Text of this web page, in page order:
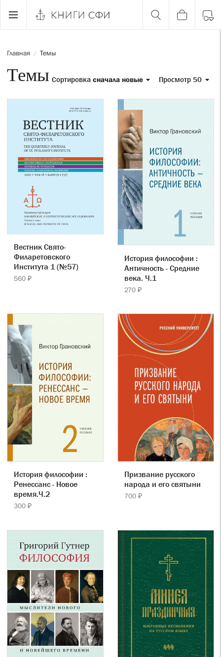
Главная / Темы
Темы Просмотр 50
Сортировка сначала новые
Вестник Свято-
Филаретовского
Института 1 (№57)
560 ₽
История философии :
Античность - Средние
века. Ч.1
270 ₽
История философии :
Ренессанс - Новое
время.Ч.2
300 ₽
Призвание русского
народа и его святыни
700 ₽